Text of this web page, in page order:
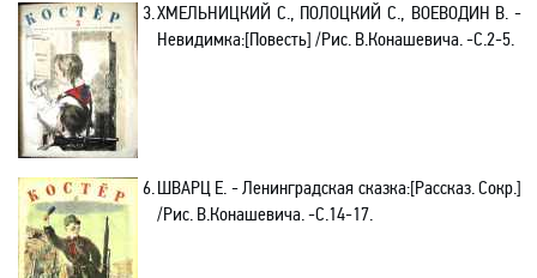
3.ХМЕЛЬНИЦКИЙ С., ПОЛОЦКИЙ С., ВОЕВОДИН В. -
Невидимка:[Повесть] /Рис. В.Конашевича. -C.2-5.
6.ШВАРЦ Е. -Ленинградская сказка:[Рассказ. Сокр.]
/Рис. В.Конашевича. -C.14-17.